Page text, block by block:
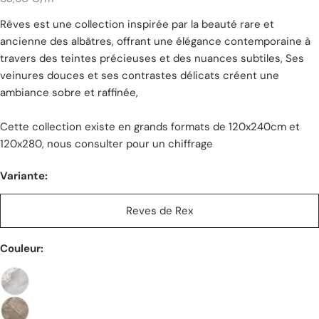
unitaire
Rêves est une collection inspirée par la beauté rare et
ancienne des albâtres, offrant une élégance contemporaine à
travers des teintes précieuses et des nuances subtiles, Ses
veinures douces et ses contrastes délicats créent une
ambiance sobre et raffinée,
Cette collection existe en grands formats de 120x240cm et
120x280, nous consulter pour un chiffrage
Variante:
Reves de Rex
Couleur: